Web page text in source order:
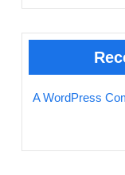
A WordPress